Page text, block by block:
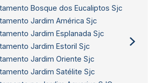
Bosque dos Eucaliptos Sjc
Jardim América Sjc
Jardim Esplanada Sjc
Jardim Estoril Sjc
Jardim Oriente Sjc
Jardim Satélite Sjc